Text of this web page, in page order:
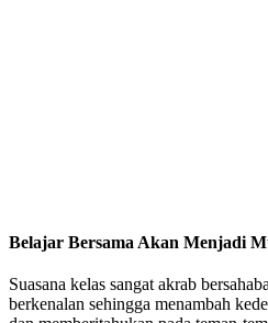
Belajar Bersama Akan Menjadi
Suasana kelas sangat akrab
berkenalan sehingga menambah